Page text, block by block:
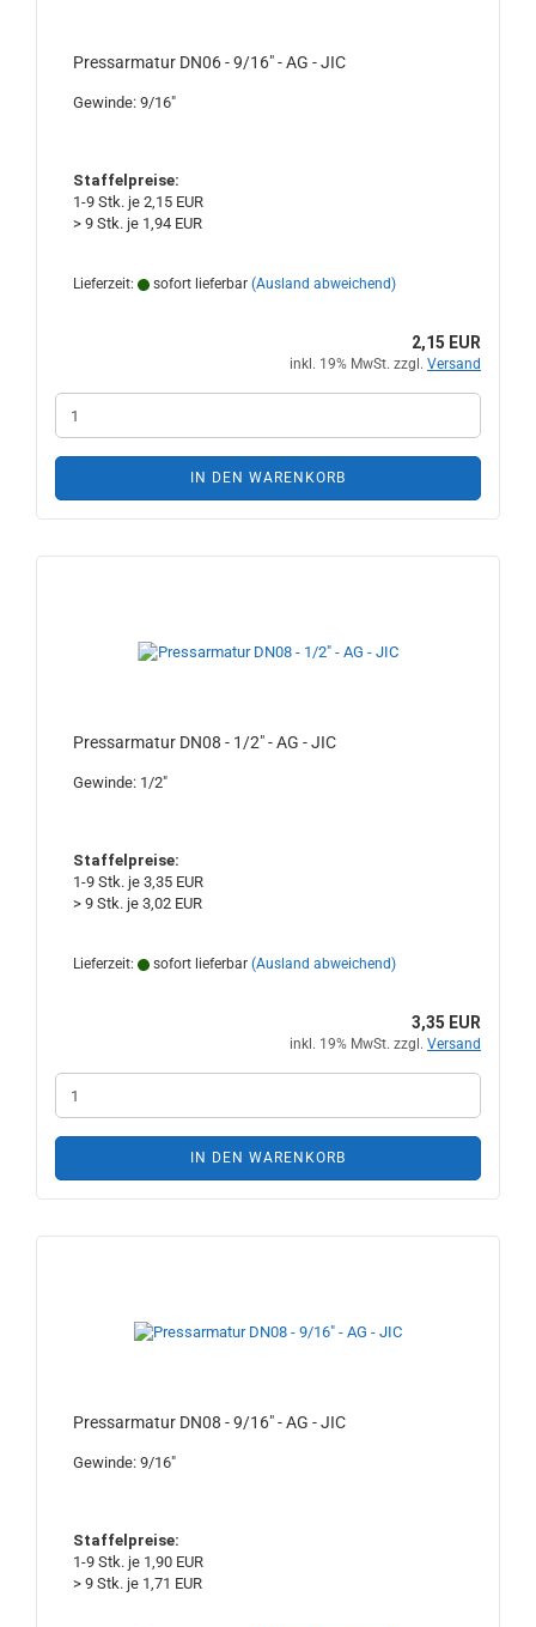
Pressarmatur DN06 - 9/16" - AG - JIC
Gewinde: 9/16"
Staffelpreise:
1-9 Stk. je 2,15 EUR
> 9 Stk. je 1,94 EUR
Lieferzeit: sofort lieferbar (Ausland abweichend)
2,15 EUR
inkl. 19% MwSt. zzgl. Versand
IN DEN WARENKORB
Pressarmatur DN08 - 1/2" - AG - JIC
Gewinde: 1/2"
Staffelpreise:
1-9 Stk. je 3,35 EUR
> 9 Stk. je 3,02 EUR
Lieferzeit: sofort lieferbar (Ausland abweichend)
3,35 EUR
inkl. 19% MwSt. zzgl. Versand
IN DEN WARENKORB
Pressarmatur DN08 - 9/16" - AG - JIC
Gewinde: 9/16"
Staffelpreise:
1-9 Stk. je 1,90 EUR
> 9 Stk. je 1,71 EUR